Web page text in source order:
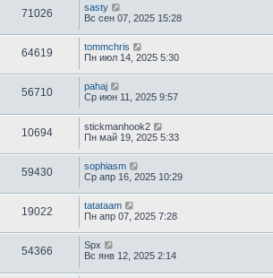
71026
sasty
Вс сен 07, 2025 15:28
64619
tommchris
Пн июл 14, 2025 5:30
56710
pahaj
Ср июн 11, 2025 9:57
10694
stickmanhook2
Пн май 19, 2025 5:33
59430
sophiasm
Ср апр 16, 2025 10:29
19022
tatataam
Пн апр 07, 2025 7:28
54366
Spx
Вс янв 12, 2025 2:14